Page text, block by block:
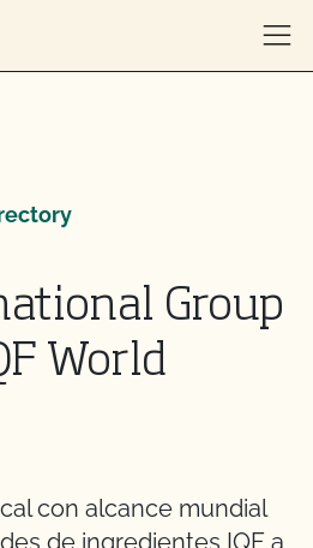
Group
World
con alcance mundial
de ingredientes IQF a